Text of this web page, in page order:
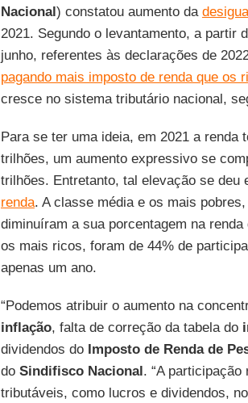
Nacional) constatou aumento da
2021. Segundo o levantamento, a partir
junho, referentes às declarações de
pagando mais imposto de renda que os
cresce no sistema tributário nacional,
Para se ter uma ideia, em 2021 a renda
trilhões, um aumento expressivo se
trilhões. Entretanto, tal elevação se deu
renda. A classe média e os mais
diminuíram a sua porcentagem na
os mais ricos, foram de 44% de
apenas um ano.
“Podemos atribuir o aumento na
inflação, falta de correção da tabela do
dividendos do Imposto de Renda de
do Sindifisco Nacional. “A
tributáveis, como lucros e dividendos,